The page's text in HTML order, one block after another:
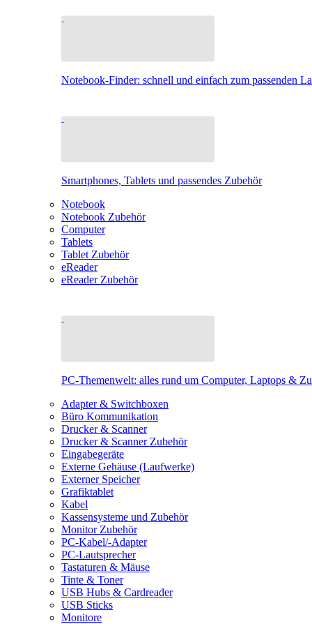
Notebook-Finder: schnell und einfach zum passenden
Smartphones, Tablets und passendes Zubehör
Notebook
Notebook Zubehör
Computer
Tablets
Tablet Zubehör
eReader
eReader Zubehör
PC-Themenwelt: alles rund um Computer, Laptops &
Adapter & Switchboxen
Büro Kommunikation
Drucker & Scanner
Drucker & Scanner Zubehör
Eingabegeräte
Externe Gehäuse (Laufwerke)
Externer Speicher
Grafiktablet
Kabel
Kassensysteme und Zubehör
Monitor Zubehör
PC-Kabel/-Adapter
PC-Lautsprecher
Tastaturen & Mäuse
Tinte & Toner
USB Hubs & Cardreader
USB Sticks
Monitore